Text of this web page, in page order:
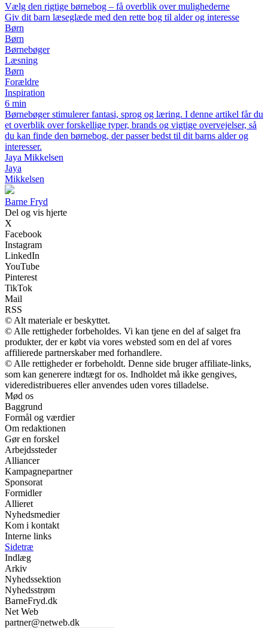
Vælg den rigtige børnebog – få overblik over mulighederne
Giv dit barn læseglæde med den rette bog til alder og interesse
Børn
Børn
Børnebøger
Læsning
Børn
Forældre
Inspiration
6 min
Børnebøger stimulerer fantasi, sprog og læring. I denne artikel får du
et overblik over forskellige typer, brands og vigtige overvejelser, så
du kan finde den børnebog, der passer bedst til dit barns alder og
interesser.
Jaya Mikkelsen
Jaya
Mikkelsen
Barne Fryd
Del og vis hjerte
X
Facebook
Instagram
LinkedIn
YouTube
Pinterest
TikTok
Mail
RSS
© Alt materiale er beskyttet.
© Alle rettigheder forbeholdes. Vi kan tjene en del af salget fra
produkter, der er købt via vores websted som en del af vores
affilierede partnerskaber med forhandlere.
© Alle rettigheder er forbeholdt. Denne side bruger affiliate-links,
som kan generere indtægt for os. Indholdet må ikke gengives,
videredistribueres eller anvendes uden vores tilladelse.
Mød os
Baggrund
Formål og værdier
Om redaktionen
Gør en forskel
Arbejdssteder
Alliancer
Kampagnepartner
Sponsorat
Formidler
Allieret
Nyhedsmedier
Kom i kontakt
Interne links
Sidetræ
Indlæg
Arkiv
Nyhedssektion
Nyhedsstrøm
BarneFryd.dk
Net Web
partner@netweb.dk